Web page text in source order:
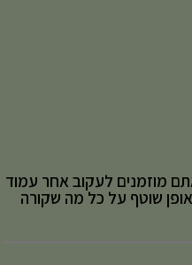
מוזמנים לעקוב אחר עמוד
שוטף על כל מה שקורה